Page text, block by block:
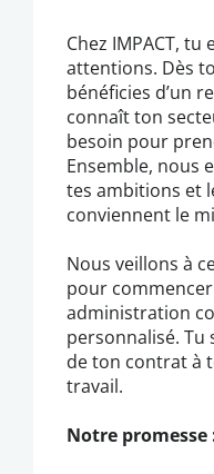
Chez IMPACT,
attentions. Dès
bénéficies d’un
connaît ton
besoin pour
Ensemble, nous
tes ambitions et
conviennent le
Nous veillons à
pour
administration
personnalisé. Tu
de ton contrat à
travail.
Notre promesse